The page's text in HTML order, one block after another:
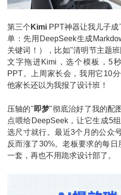
第三个 Kimi PPT神器让我儿子
单：先用DeepSeek生成
关键词！），比如"清明节主题
文字拖进Kimi，选个模板，5
PPT。上周家长会，我用它10
他家长还以为我报了设计班！
压轴的" 即梦"彻底治好了我的配
点喂给DeepSeek，让它生成5
选尺寸就行。最近3个月的公众
反而涨了30%。老板要求的每
一套，再也不用跪求设计部了。